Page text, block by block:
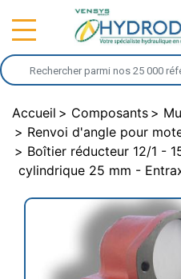
Accueil Composants
Renvoi d'angle pour
Boîtier réducteur 12/1 -
cylindrique 25 mm -